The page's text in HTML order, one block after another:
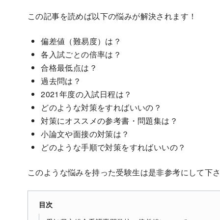
この記事を読めば以下の悩みが解決されます！
偏差値（難易度）は？
各入試ごとの倍率は？
合格最低点は？
過去問は？
2021年度の入試日程は？
どのような対策をすればいいの？
対策にオススメの参考書・問題集は？
小論文や面接の対策は？
どのような手順で対策をすればいいの？
このような悩みを持った受験生は是非参考にして下
目次